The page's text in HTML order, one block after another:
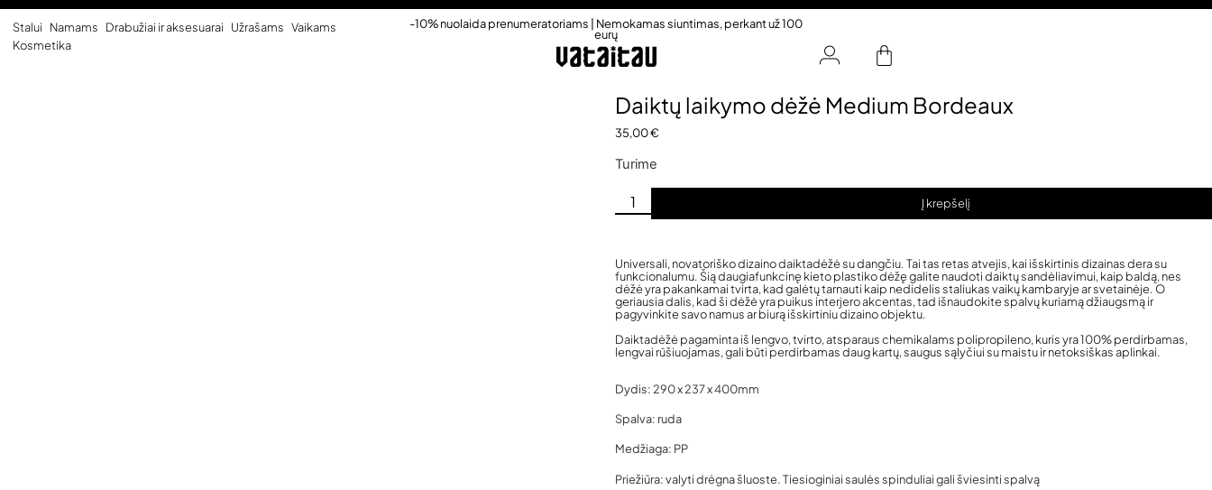
Stalui Namams Drabužiai ir aksesuarai Užrašams Vaikams
Kosmetika
-10% nuolaida prenumeratoriams | Nemokamas siuntimas, perkant už 100
eurų
Daiktų laikymo dėžė Medium Bordeaux
35,00€
Turime
Į krepšelį
Universali, novatoriško dizaino daiktadėžė su dangčiu. Tai tas retas atvejis, kai išskirtinis dizainas dera su
funkcionalumu. Šią daugiafunkcinę kieto plastiko dėžę galite naudoti daiktų sandėliavimui, kaip baldą, nes
dėžė yra pakankamai tvirta, kad galėtų tarnauti kaip nedidelis staliukas vaikų kambaryje ar svetainėje. O
geriausia dalis, kad ši dėžė yra puikus interjero akcentas, tad išnaudokite spalvų kuriamą džiaugsmą ir
pagyvinkite savo namus ar biurą išskirtiniu dizaino objektu.
Daiktadėžė pagaminta iš lengvo, tvirto, atsparaus chemikalams polipropileno, kuris yra 100% perdirbamas,
lengvai rūšiuojamas, gali būti perdirbamas daug kartų, saugus sąlyčiui su maistu ir netoksiškas aplinkai.
Dydis: 290 x 237 x 400mm
Spalva: ruda
Medžiaga: PP
Priežiūra: valyti drėgna šluoste. Tiesioginiai saulės spinduliai gali šviesinti spalvą